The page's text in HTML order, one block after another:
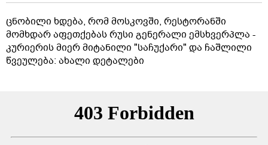
ცნობილი ხდება, რომ მოსკოვში, რესტორანში
მომხდარ აფეთქებას რუსი გენერალი ემსხვერპლა -
კურიერის მიერ მიტანილი "საჩუქარი" და ჩაშლილი
წვეულება: ახალი დეტალები